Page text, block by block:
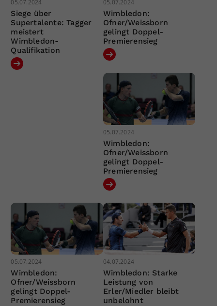
05.07.2024
Siege über
Supertalente: Tagger
meistert
Wimbledon-
Qualifikation
05.07.2024
Wimbledon:
Ofner/Weissborn
gelingt Doppel-
Premierensieg
05.07.2024
Wimbledon:
Ofner/Weissborn
gelingt Doppel-
Premierensieg
05.07.2024
Wimbledon:
Ofner/Weissborn
gelingt Doppel-
Premierensieg
04.07.2024
Wimbledon: Starke
Leistung von
Erler/Miedler bleibt
unbelohnt